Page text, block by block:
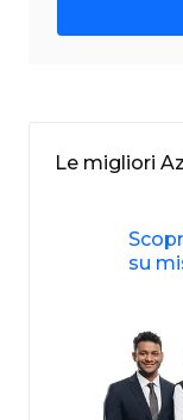
Le migliori
su